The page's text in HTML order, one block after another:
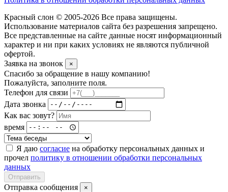
Красный слон © 2005-2026 Все права защищены.
Использование материалов сайта без разрешения запрещено.
Все представленные на сайте данные носят информационный
характер и ни при каких условиях не являются публичной
офертой.
Заявка на звонок
×
Спасибо за обращение в нашу компанию!
Пожалуйста, заполните поля.
Телефон для связи
Дата звонка
Как вас зовут?
время
Я даю согласие на обработку персональных данных и
прочел политику в отношении обработки персональных
данных
Отправить
Отправка сообщения ×